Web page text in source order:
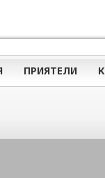
ПРИЯТЕЛИ